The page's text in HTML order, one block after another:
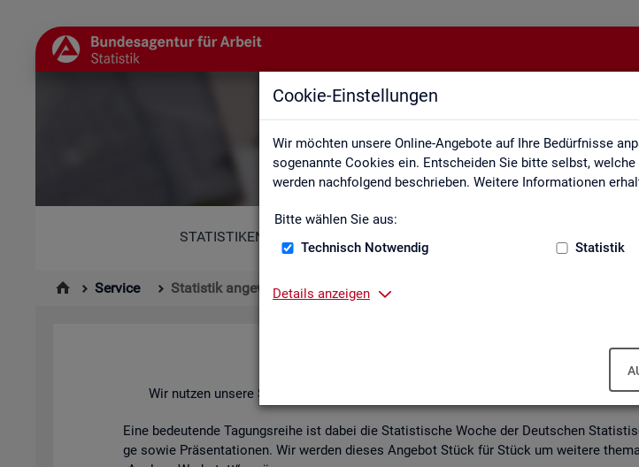
Cookie-Einstellungen
Wir möchten unsere Online-Angebote auf Ihre Bedürfnisse
sogenannte Cookies ein. Entscheiden Sie bitte selbst,
werden nachfolgend beschrieben. Weitere Informationen
Bitte wählen Sie aus:
Technisch Notwendig
Statistik
Details anzeigen
Statistik
STATISTIKEN
Service Statistik angewendet
Sta­tis­tik
Wir nut­zen un­se­re Sta­tis­ti­ken zur Ana­ly­se the­men­spe­zi­fi­scher Fra­ge­stel­lun­gen.
Eine be­deu­ten­de Ta­gungs­rei­he ist dabei die Sta­tis­ti­sche Woche der Deut­schen
ge sowie Prä­sen­ta­tio­nen. Wir wer­den die­ses An­ge­bot Stück für Stück um wei­te­re